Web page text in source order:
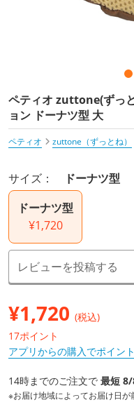
ペティオ zuttone(ずっ
ョン ドーナツ型 大
ペティオ
zuttone（ずっとね）
サイズ：
ドーナツ型
ドーナツ型
¥1,720
レビューを投稿する
¥1,720 (税込)
17ポイント
アプリからの購入でポイン
14時までのご注文で 最短 8/
※お届け地域によってお届け日が